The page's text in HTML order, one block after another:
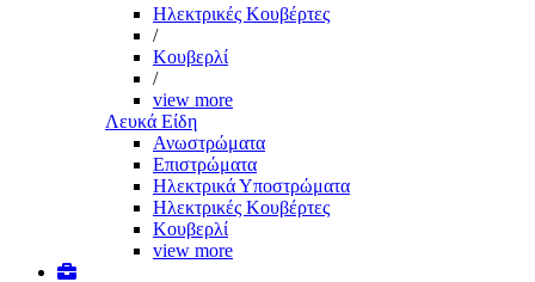
Ηλεκτρικές Κουβέρτες
/
Κουβερλί
/
view more
Λευκά Είδη
Ανωστρώματα
Επιστρώματα
Ηλεκτρικά Υποστρώματα
Ηλεκτρικές Κουβέρτες
Κουβερλί
view more